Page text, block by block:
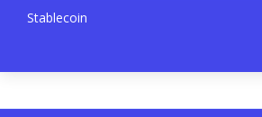
Stablecoin